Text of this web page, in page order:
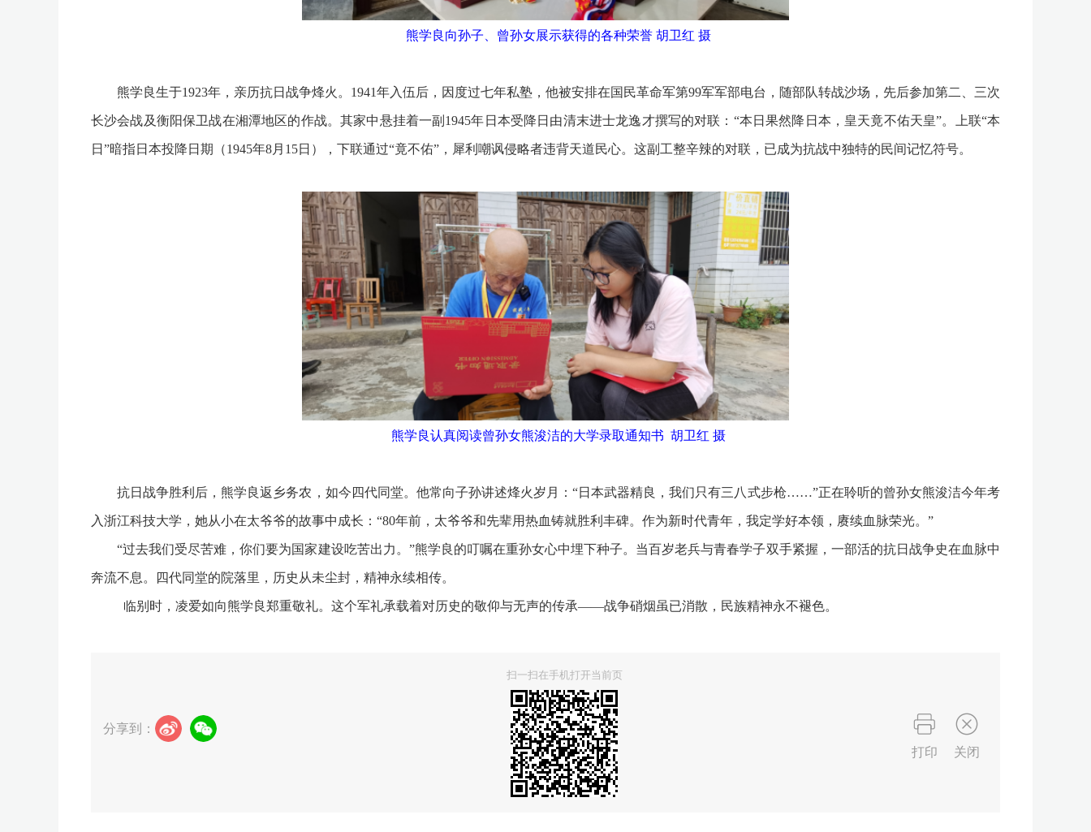
熊学良向孙子、曾孙女展示获得的各种荣誉 胡卫红 摄
熊学良生于1923年，亲历抗日战争烽火。1941年入伍后，因度过七年私塾，他被安排在国民革命军第99军军部电台，随部队转战沙场，先后参加第二、三次
长沙会战及衡阳保卫战在湘潭地区的作战。其家中悬挂着一副1945年日本受降日由清末进士龙逸才撰写的对联：“本日果然降日本，皇天竟不佑天皇”。上联“本
日”暗指日本投降日期（1945年8月15日），下联通过“竟不佑”，犀利嘲讽侵略者违背天道民心。这副工整辛辣的对联，已成为抗战中独特的民间记忆符号。
熊学良认真阅读曾孙女熊浚洁的大学录取通知书 胡卫红 摄
抗日战争胜利后，熊学良返乡务农，如今四代同堂。他常向子孙讲述烽火岁月：“日本武器精良，我们只有三八式步枪……”正在聆听的曾孙女熊浚洁今年考
入浙江科技大学，她从小在太爷爷的故事中成长：“80年前，太爷爷和先辈用热血铸就胜利丰碑。作为新时代青年，我定学好本领，赓续血脉荣光。”
“过去我们受尽苦难，你们要为国家建设吃苦出力。”熊学良的叮嘱在重孙女心中埋下种子。当百岁老兵与青春学子双手紧握，一部活的抗日战争史在血脉中
奔流不息。四代同堂的院落里，历史从未尘封，精神永续相传。
临别时，凌爱如向熊学良郑重敬礼。这个军礼承载着对历史的敬仰与无声的传承——战争硝烟虽已消散，民族精神永不褪色。
分享到：
扫一扫在手机打开当前页
打印 关闭